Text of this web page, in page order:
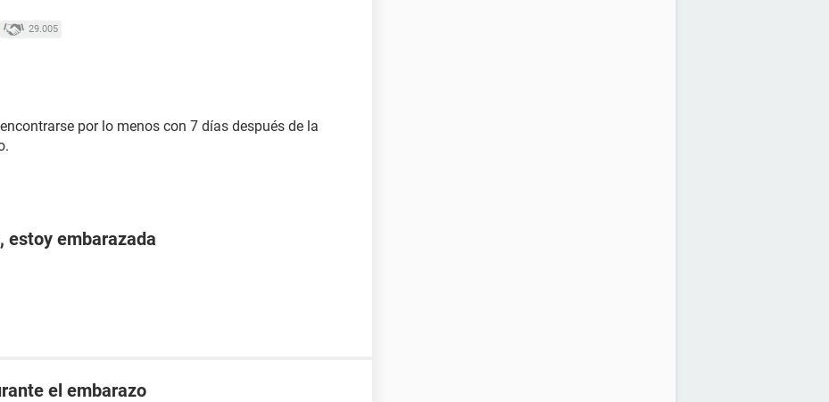
29.005
por lo menos con 7 días después de la
estoy embarazada
el embarazo